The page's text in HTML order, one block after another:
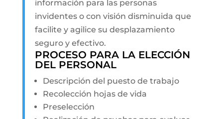
información para las personas
invidentes o con visión disminuida que
facilite y agilice su desplazamiento
seguro y efectivo.
PROCESO PARA LA ELECCIÓN
DEL PERSONAL
Descripción del puesto de trabajo
Recolección hojas de vida
Preselección